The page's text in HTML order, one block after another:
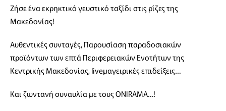
Ζήσε ένα εκρηκτικό γευστικό ταξίδι στις ρίζες της
Μακεδονίας!
Αυθεντικές συνταγές, Παρουσίαση παραδοσιακών
προϊόντων των επτά Περιφερειακών Ενοτήτων της
Κεντρικής Μακεδονίας, liveμαγειρικές επιδείξεις…
Και ζωντανή συναυλία με τους ΟΝΙRΑΜΑ…!